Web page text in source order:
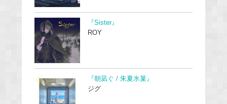
『Sister』
ROY
『朝凪ぐ / 朱夏氷菓』
ジグ